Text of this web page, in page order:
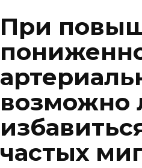
При
возможно
частых